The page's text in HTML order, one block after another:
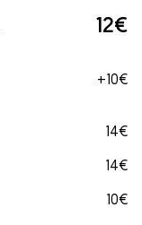
12€
+10€
14€
14€
10€